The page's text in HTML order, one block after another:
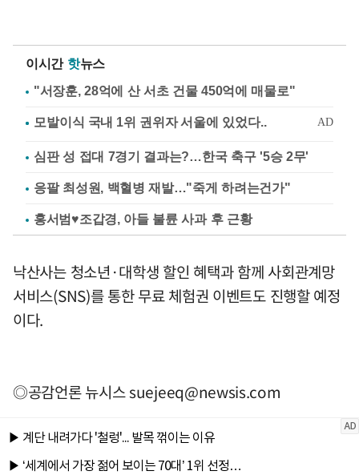
이시간 핫뉴스
"서장훈, 28억에 산 서초 건물 450억에 매물로"
심판 성 접대 7경기 결과는?…한국 축구 '5승 2무'
응팔 최성원, 백혈병 재발…"죽게 하려는건가"
홍서범♥조갑경, 아들 불륜 사과 후 근황
낙산사는 청소년·대학생 할인 혜택과 함께 사회관계망
서비스(SNS)를 통한 무료 체험권 이벤트도 진행할 예정
이다.
◎공감언론 뉴시스suejeeq@newsis.com